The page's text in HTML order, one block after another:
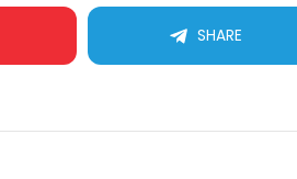
SHARE